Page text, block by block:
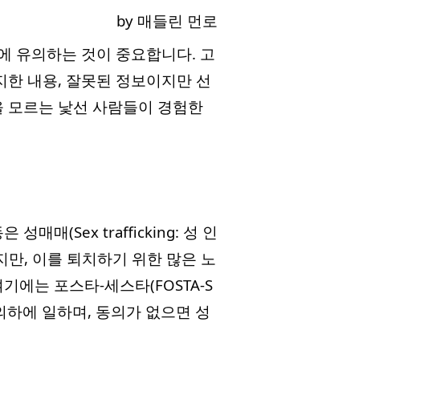
by 매들린 먼로
유의하는 것이 중요합니다. 고
내용, 잘못된 정보이지만 선
모르는 낯선 사람들이 경험한
성매매(Sex trafficking: 성 인
, 이를 퇴치하기 위한 많은 노
에는 포스타-세스타(FOSTA-S
하에 일하며, 동의가 없으면 성